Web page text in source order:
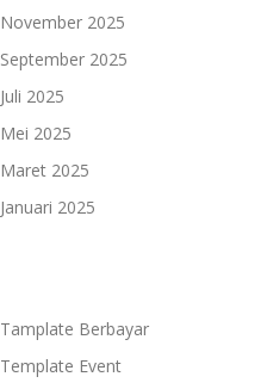
November 2025
September 2025
Juli 2025
Mei 2025
Maret 2025
Januari 2025
Tamplate Berbayar
Template Event